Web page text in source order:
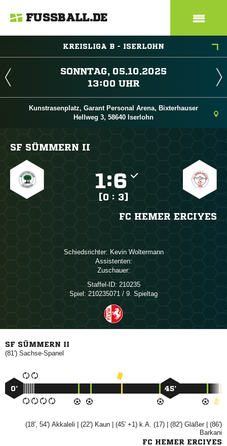
FUSSBALL.DE
KREISLIGA B - ISERLOHN
 
 
Kunstrasenplatz, Garant Personal Arena, Bixterhauser
Hellweg 3, 58640 Iserlohn
SF SÜMMERN II
:
[0 : 3]
FC HEMER ERCIYES
Schiedsrichter:  
Assistenten:
Zuschauer:
Staffel-ID: 210235
Spiel: 210235071 / 9. Spieltag
SF SÜMMERN II
(81') 
0’ 45’
(18', 54')  | (22')  | (45' +1) k.A. (17) | (82') | (86')

FC HEMER ERCIYES